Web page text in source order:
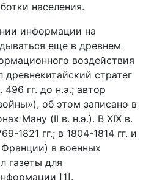
населения.
информации на
еще в древнем
воздействия
древнекитайский стратег
гг. до н.э.; автор
об этом записано в
Ману (II в. н.э.). В XIX в.
1821 гг.; в 1804-1814 гг. и
в военных
газеты для
[1].